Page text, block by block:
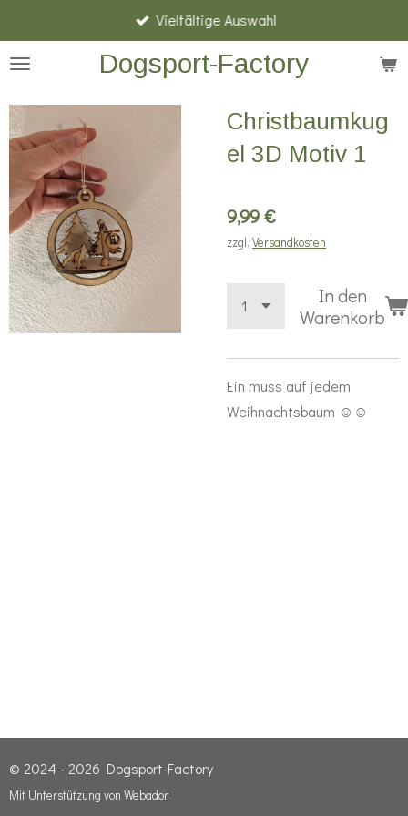
Hauptinhalt
springen
Dogsport-Factory
Vielfältige Auswahl
Christbaumkug
el 3D Motiv 1
9,99 €
zzgl. Versandkosten
In den
Warenkorb
Ein muss auf jedem
Weihnachtsbaum ☺️☺️
© 2024 - 2026 Dogsport-Factory
Mit Unterstützung von Webador